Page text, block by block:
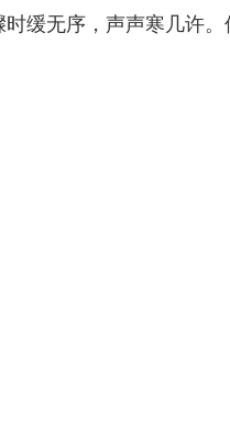
缓无序，声声寒几许